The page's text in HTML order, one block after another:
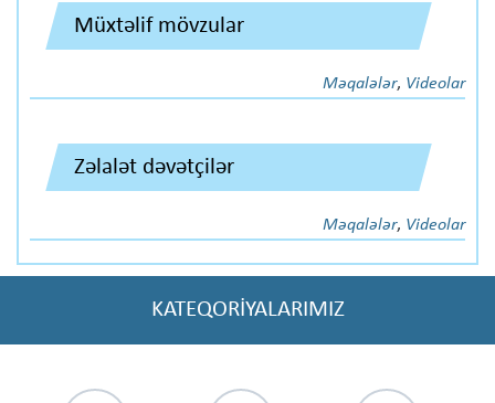
Müxtəlif mövzular
Məqalələr, Videolar
Zəlalət dəvətçilər
Məqalələr, Videolar
KATEQORİYALARIMIZ